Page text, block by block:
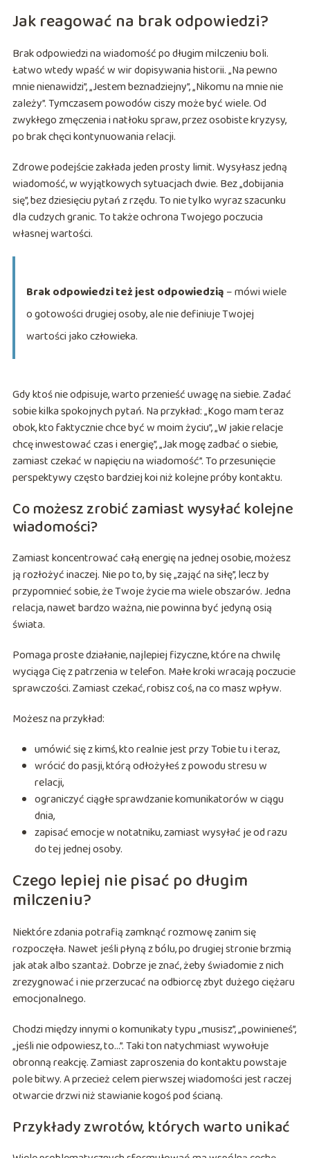
Jak reagować na brak odpowiedzi?
Brak odpowiedzi na wiadomość po długim milczeniu boli.
Łatwo wtedy wpaść w wir dopisywania historii. „Na pewno
mnie nienawidzi”, „Jestem beznadziejny”, „Nikomu na mnie nie
zależy”. Tymczasem powodów ciszy może być wiele. Od
zwykłego zmęczenia i natłoku spraw, przez osobiste kryzysy,
po brak chęci kontynuowania relacji.
Zdrowe podejście zakłada jeden prosty limit. Wysyłasz jedną
wiadomość, w wyjątkowych sytuacjach dwie. Bez „dobijania
się”, bez dziesięciu pytań z rzędu. To nie tylko wyraz szacunku
dla cudzych granic. To także ochrona Twojego poczucia
własnej wartości.
Brak odpowiedzi też jest odpowiedzią – mówi wiele
o gotowości drugiej osoby, ale nie definiuje Twojej
wartości jako człowieka.
Gdy ktoś nie odpisuje, warto przenieść uwagę na siebie. Zadać
sobie kilka spokojnych pytań. Na przykład: „Kogo mam teraz
obok, kto faktycznie chce być w moim życiu”, „W jakie relacje
chcę inwestować czas i energię”, „Jak mogę zadbać o siebie,
zamiast czekać w napięciu na wiadomość”. To przesunięcie
perspektywy często bardziej koi niż kolejne próby kontaktu.
Co możesz zrobić zamiast wysyłać kolejne
wiadomości?
Zamiast koncentrować całą energię na jednej osobie, możesz
ją rozłożyć inaczej. Nie po to, by się „zająć na siłę”, lecz by
przypomnieć sobie, że Twoje życie ma wiele obszarów. Jedna
relacja, nawet bardzo ważna, nie powinna być jedyną osią
świata.
Pomaga proste działanie, najlepiej fizyczne, które na chwilę
wyciąga Cię z patrzenia w telefon. Małe kroki wracają poczucie
sprawczości. Zamiast czekać, robisz coś, na co masz wpływ.
Możesz na przykład:
umówić się z kimś, kto realnie jest przy Tobie tu i teraz,
wrócić do pasji, którą odłożyłeś z powodu stresu w
relacji,
ograniczyć ciągłe sprawdzanie komunikatorów w ciągu
dnia,
zapisać emocje w notatniku, zamiast wysyłać je od razu
do tej jednej osoby.
Czego lepiej nie pisać po długim
milczeniu?
Niektóre zdania potrafią zamknąć rozmowę zanim się
rozpoczęła. Nawet jeśli płyną z bólu, po drugiej stronie brzmią
jak atak albo szantaż. Dobrze je znać, żeby świadomie z nich
zrezygnować i nie przerzucać na odbiorcę zbyt dużego ciężaru
emocjonalnego.
Chodzi między innymi o komunikaty typu „musisz”, „powinieneś”,
„jeśli nie odpowiesz, to…”. Taki ton natychmiast wywołuje
obronną reakcję. Zamiast zaproszenia do kontaktu powstaje
pole bitwy. A przecież celem pierwszej wiadomości jest raczej
otwarcie drzwi niż stawianie kogoś pod ścianą.
Przykłady zwrotów, których warto unikać